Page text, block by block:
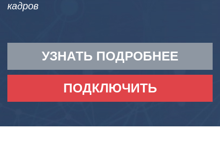
кадров
УЗНАТЬ ПОДРОБНЕЕ
ПОДКЛЮЧИТЬ